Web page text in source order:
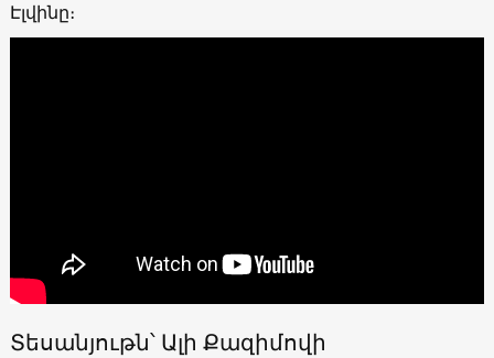
Էլվինը։
Տեսանյութն՝ Ալի Քազիմովի